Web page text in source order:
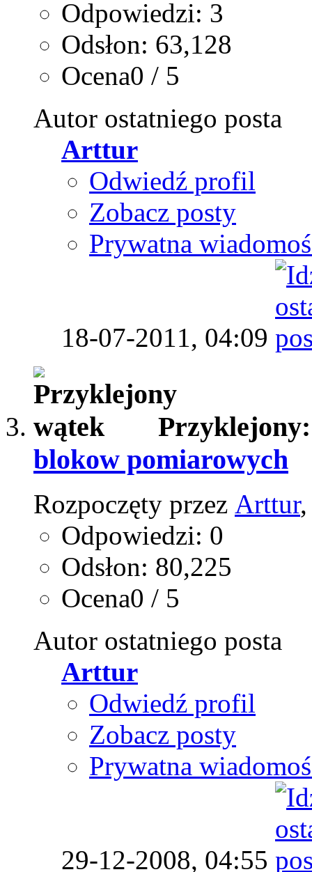
Odpowiedzi: 3
Odsłon: 63,128
Ocena0 / 5
Autor ostatniego posta
Arttur
Odwiedź profil
Zobacz posty
Prywatna
18-07-2011, 04:09
blokow pomiarowych
Rozpoczęty przez Arttur
Odpowiedzi: 0
Odsłon: 80,225
Ocena0 / 5
Autor ostatniego posta
Arttur
Odwiedź profil
Zobacz posty
Prywatna
29-12-2008, 04:55